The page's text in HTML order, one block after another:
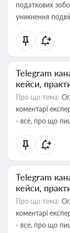
податкових
уникнення
Telegram
кейси,
Про що тема:
коментарі
- все, про що
Telegram
кейси,
Про що тема:
коментарі
- все, про що